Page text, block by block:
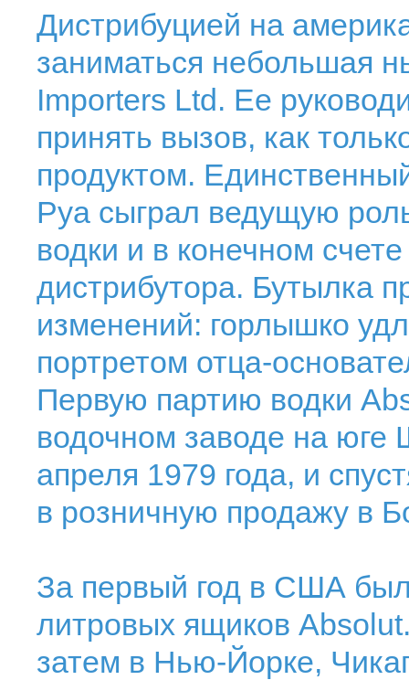
Дистрибуцией на
заниматься небольшая
Importers Ltd. Ее
принять вызов, как
продуктом.
Руа сыграл ведущую
водки и в конечном
дистрибутора. Бутылка
изменений: горлышко
портретом отца-
Первую партию водки
водочном заводе на юге
апреля 1979 года, и
в розничную продажу в
За первый год в США
литровых ящиков
затем в Нью-Йорке,